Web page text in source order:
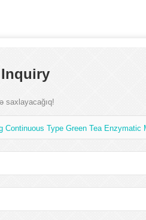
saxlayacağıq!
Continuous Type Green Tea